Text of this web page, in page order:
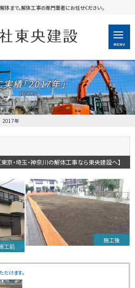
まで。解体工事の専門業者にお任せください。
MENU
績「2017年」
2017年
・埼玉・神奈川の解体工事なら東央建設へ】
工前
施工後
だけます。